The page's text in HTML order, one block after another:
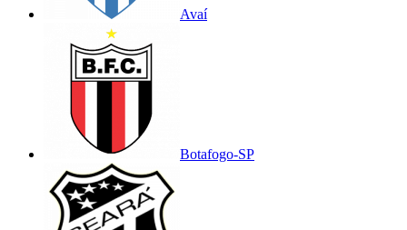
Avaí
Botafogo-SP